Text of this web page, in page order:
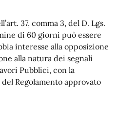
37, comma 3, del D. Lgs.
di 60 giorni può essere
interesse alla opposizione
alla natura dei segnali
Pubblici, con la
Regolamento approvato